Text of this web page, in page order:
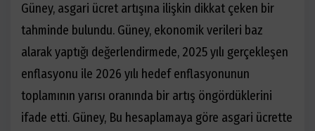
Güney, asgari ücret artışına ilişkin dikkat çeken bir
tahminde bulundu. Güney, ekonomik verileri baz
alarak yaptığı değerlendirmede, 2025 yılı gerçekleşen
enflasyonu ile 2026 yılı hedef enflasyonunun
toplamının yarısı oranında bir artış öngördüklerini
ifade etti. Güney, Bu hesaplamaya göre asgari ücrette